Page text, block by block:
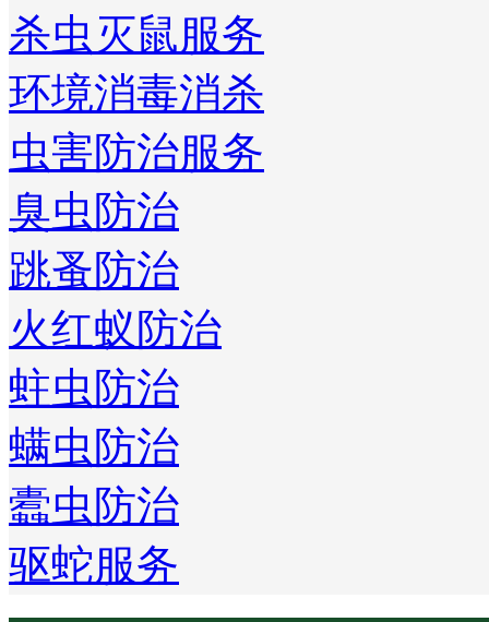
杀虫灭鼠服务
环境消毒消杀
虫害防治服务
臭虫防治
跳蚤防治
火红蚁防治
蛀虫防治
螨虫防治
蠹虫防治
驱蛇服务